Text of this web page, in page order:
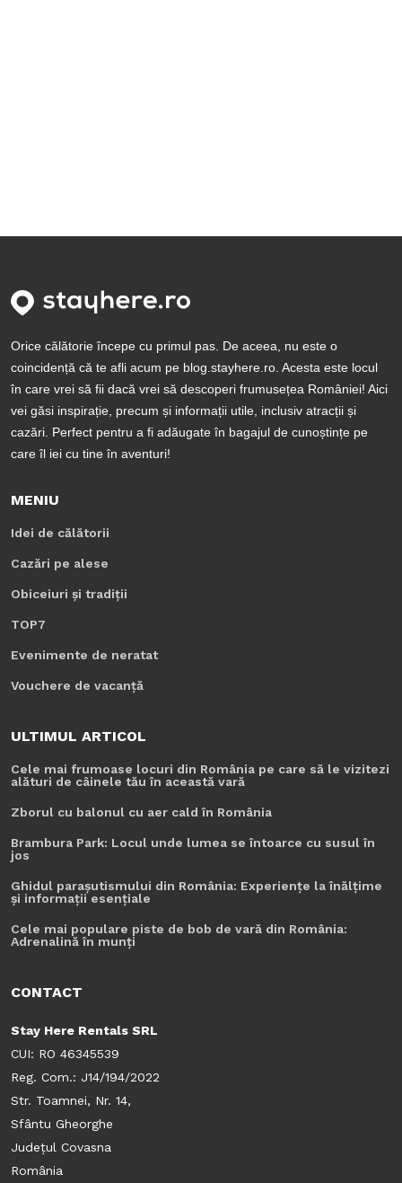
Orice călătorie începe cu primul pas. De aceea, nu este o
coincidență că te afli acum pe blog.stayhere.ro. Acesta este locul
în care vrei să fii dacă vrei să descoperi frumusețea României! Aici
vei găsi inspirație, precum și informații utile, inclusiv atracții și
cazări. Perfect pentru a fi adăugate în bagajul de cunoștințe pe
care îl iei cu tine în aventuri!
MENIU
Idei de călătorii
Cazări pe alese
Obiceiuri și tradiții
TOP7
Evenimente de neratat
Vouchere de vacanță
ULTIMUL ARTICOL
Cele mai frumoase locuri din România pe care să le vizitezi
alături de câinele tău în această vară
Zborul cu balonul cu aer cald în România
Brambura Park: Locul unde lumea se întoarce cu susul în
jos
Ghidul parașutismului din România: Experiențe la înălțime
și informații esențiale
Cele mai populare piste de bob de vară din România:
Adrenalină în munți
CONTACT
Stay Here Rentals SRL
CUI: RO 46345539
Reg. Com.: J14/194/2022
Str. Toamnei, Nr. 14,
Sfântu Gheorghe
Județul Covasna
România